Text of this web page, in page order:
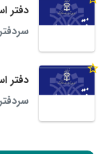
دفتر
دفتر